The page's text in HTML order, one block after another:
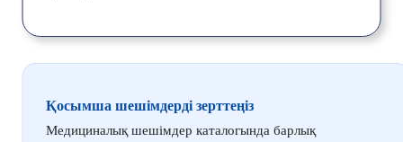
Қосымша шешімдерді зерттеңіз
Медициналық шешімдер каталогында барлық